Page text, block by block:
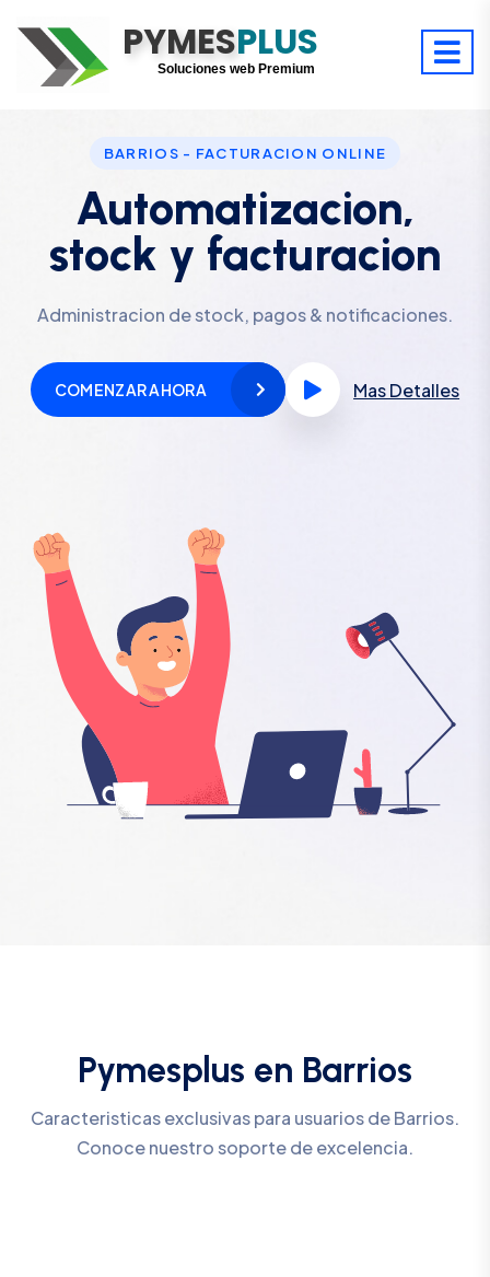
PYMESPLUS
Digitaliza tu éxito
Soluciones web Premium
BARRIOS - FACTURACION ONLINE
Automatizacion,
stock y facturacion
Administracion de stock, pagos & notificaciones.
COMENZAR AHORA Mas Detalles
Pymesplus en Barrios
Caracteristicas exclusivas para usuarios de Barrios.
Conoce nuestro soporte de excelencia.